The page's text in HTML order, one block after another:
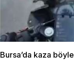
Bursa’da kaza